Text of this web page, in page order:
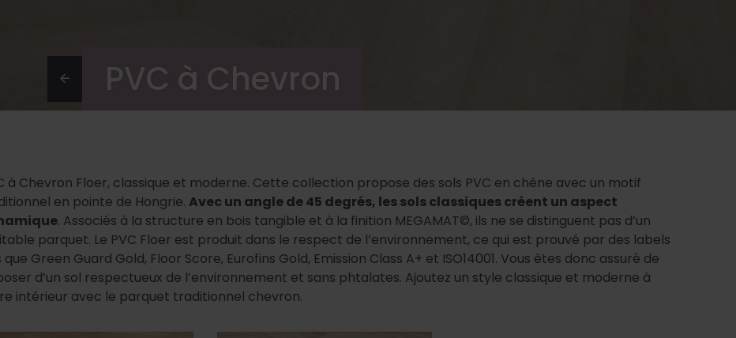
PVC à Chevron
à Chevron Floer, classique et moderne. Cette collection propose des sols PVC en chêne avec un motif
en pointe de Hongrie. Avec un angle de 45 degrés, les sols classiques créent un aspect
. Associés à la structure en bois tangible et à la finition MEGAMAT©, ils ne se distinguent pas d’un
parquet. Le PVC Floer est produit dans le respect de l’environnement, ce qui est prouvé par des labels
que Green Guard Gold, Floor Score, Eurofins Gold, Emission Class A+ et ISO14001. Vous êtes donc assuré de
d’un sol respectueux de l’environnement et sans phtalates. Ajoutez un style classique et moderne à
intérieur avec le parquet traditionnel chevron.